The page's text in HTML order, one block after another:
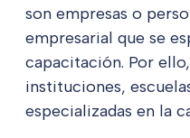
son empresas o
empresarial que se
capacitación. Por
instituciones,
especializadas en la